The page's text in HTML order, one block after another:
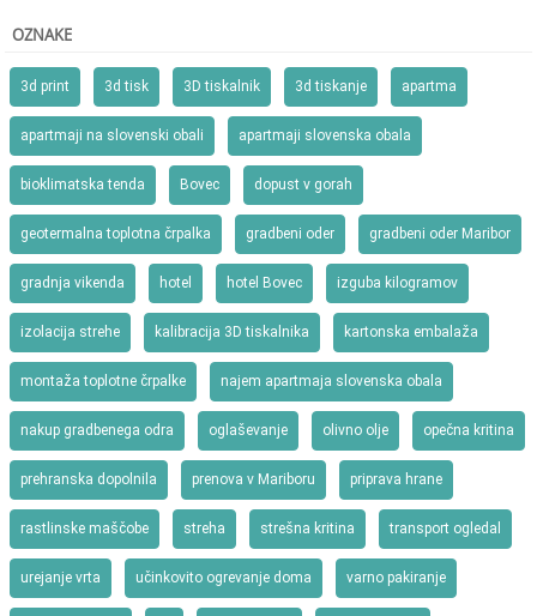
OZNAKE
3d print 3d tisk 3D tiskalnik 3d tiskanje apartma
apartmaji na slovenski obali apartmaji slovenska obala
bioklimatska tenda Bovec dopust v gorah
geotermalna toplotna črpalka gradbeni oder gradbeni oder Maribor
gradnja vikenda hotel hotel Bovec izguba kilogramov
izolacija strehe kalibracija 3D tiskalnika kartonska embalaža
montaža toplotne črpalke najem apartmaja slovenska obala
nakup gradbenega odra oglaševanje olivno olje opečna kritina
prehranska dopolnila prenova v Mariboru priprava hrane
rastlinske maščobe streha strešna kritina transport ogledal
urejanje vrta učinkovito ogrevanje doma varno pakiranje